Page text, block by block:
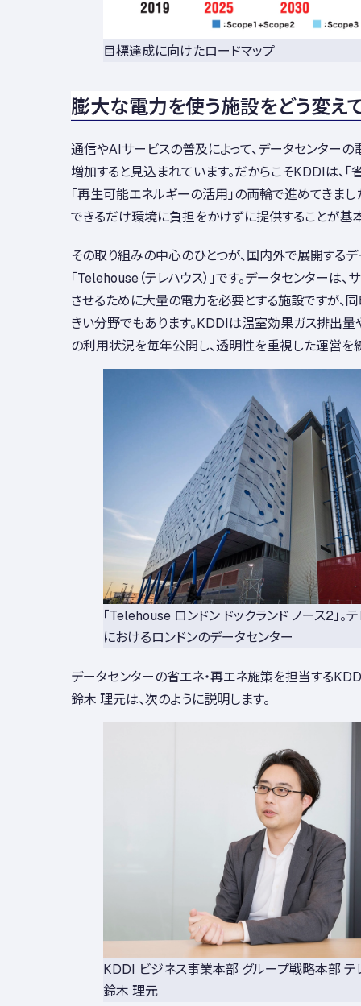
目標達成に向けたロードマップ
膨大な電力を使う施設をどう変え
通信やAIサービスの普及によって、データセンター
増加すると見込まれています。だからこそKDDIは、「
「再生可能エネルギーの活用」の両輪で進めてきまし
できるだけ環境に負担をかけずに提供することが基
その取り組みの中心のひとつが、国内外で展開する
「Telehouse（テレハウス）」です。データセンターは
させるために大量の電力を必要とする施設ですが、
きい分野でもあります。KDDIは温室効果ガス排出
の利用状況を毎年公開し、透明性を重視した運営を
「Telehouse ロンドン ドックランド ノース2」。
におけるロンドンのデータセンター
データセンターの省エネ・再エネ施策を担当する
鈴木 理元は、次のように説明します。
KDDI ビジネス事業本部 グループ戦略本部 テ
鈴木 理元